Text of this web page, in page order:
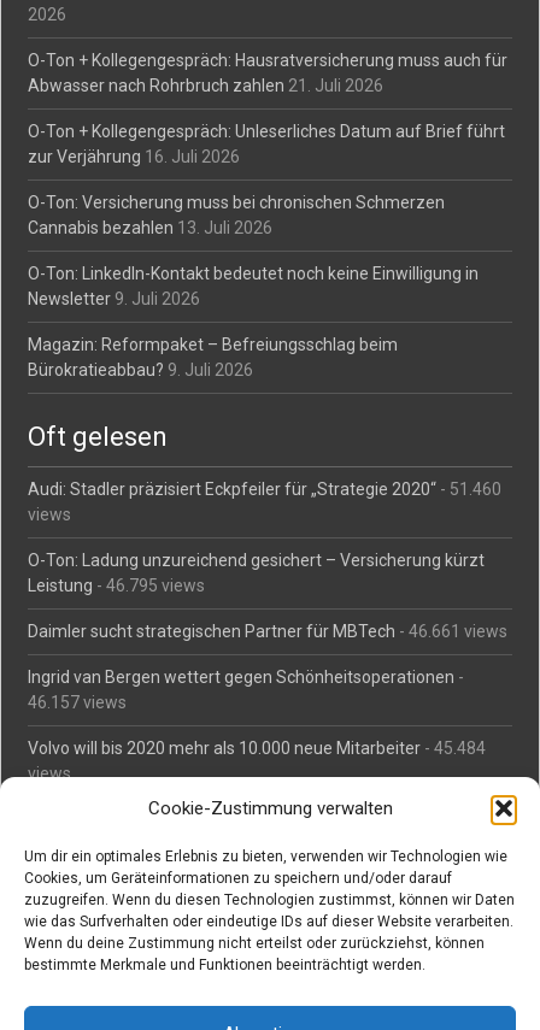
Cookie-Zustimmung verwalten
Um dir ein optimales Erlebnis zu bieten, verwenden wir Technologien wie
Cookies, um Geräteinformationen zu speichern und/oder darauf
zuzugreifen. Wenn du diesen Technologien zustimmst, können wir Daten
wie das Surfverhalten oder eindeutige IDs auf dieser Website verarbeiten.
Wenn du deine Zustimmung nicht erteilst oder zurückziehst, können
bestimmte Merkmale und Funktionen beeinträchtigt werden.
2026
O-Ton + Kollegengespräch: Hausratversicherung muss auch für
Abwasser nach Rohrbruch zahlen 21. Juli 2026
O-Ton + Kollegengespräch: Unleserliches Datum auf Brief führt
zur Verjährung 16. Juli 2026
O-Ton: Versicherung muss bei chronischen Schmerzen
Cannabis bezahlen 13. Juli 2026
O-Ton: LinkedIn-Kontakt bedeutet noch keine Einwilligung in
Newsletter 9. Juli 2026
Magazin: Reformpaket – Befreiungsschlag beim
Bürokratieabbau? 9. Juli 2026
Oft gelesen
Audi: Stadler präzisiert Eckpfeiler für „Strategie 2020“ - 51.460
views
O-Ton: Ladung unzureichend gesichert – Versicherung kürzt
Leistung - 46.795 views
Daimler sucht strategischen Partner für MBTech - 46.661 views
Ingrid van Bergen wettert gegen Schönheitsoperationen -
46.157 views
Volvo will bis 2020 mehr als 10.000 neue Mitarbeiter - 45.484
views
Mäßiges Interesse an Daimlers MBtech- 44.713 views
O-Ton: Wer muss Schaden für abgedriftete Silvesterraketen
zahlen? - 42.367 views
Kollegengespräch: Urteile zum Grillen- 42.060 views
Suchen bei Vorabs